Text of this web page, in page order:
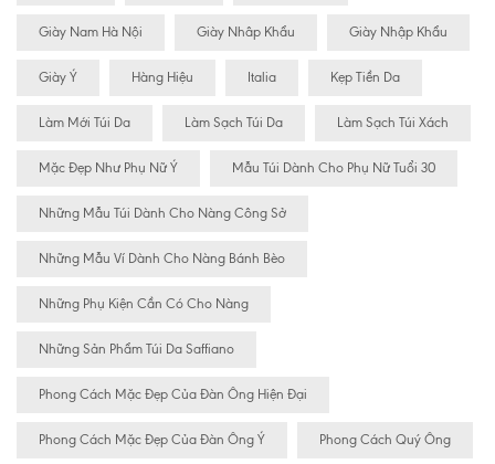
Giày Nam Hà Nội Giày Nhâp Khẩu Giày Nhập Khẩu
Giày Ý Hàng Hiệu Italia Kẹp Tiền Da
Làm Mới Túi Da Làm Sạch Túi Da Làm Sạch Túi Xách
Mặc Đẹp Như Phụ Nữ Ý Mẫu Túi Dành Cho Phụ Nữ Tuổi 30
Những Mẫu Túi Dành Cho Nàng Công Sở
Những Mẫu Ví Dành Cho Nàng Bánh Bèo
Những Phụ Kiện Cần Có Cho Nàng
Những Sản Phẩm Túi Da Saffiano
Phong Cách Mặc Đẹp Của Đàn Ông Hiện Đại
Phong Cách Mặc Đẹp Của Đàn Ông Ý Phong Cách Quý Ông